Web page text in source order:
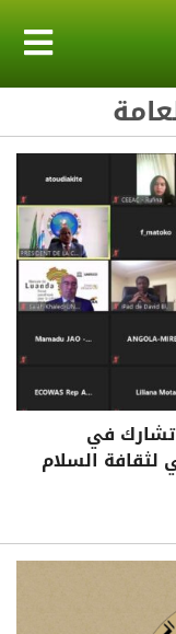
تشارك في
لثقافة السلام